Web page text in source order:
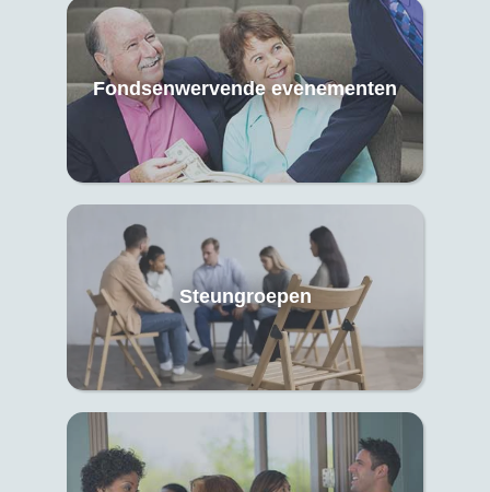
Fondsenwervende evenementen
Steungroepen